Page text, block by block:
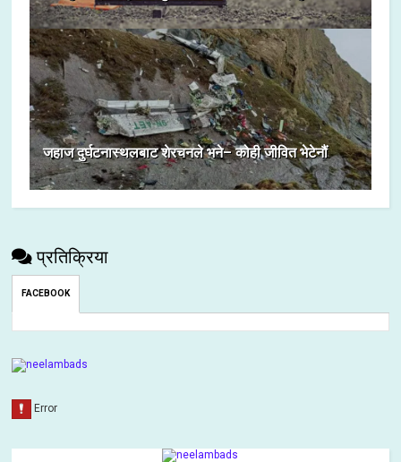
जहाज दुर्घटनास्थलबाट शेरचनले भने– कोही जीवित भेटेनौं
प्रतिक्रिया
FACEBOOK